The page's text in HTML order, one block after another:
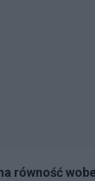
równość